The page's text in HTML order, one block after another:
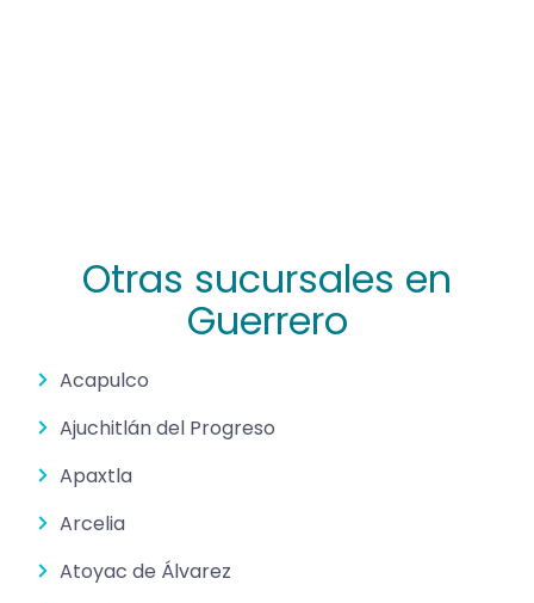
Otras sucursales en
Guerrero
Acapulco
Ajuchitlán del Progreso
Apaxtla
Arcelia
Atoyac de Álvarez